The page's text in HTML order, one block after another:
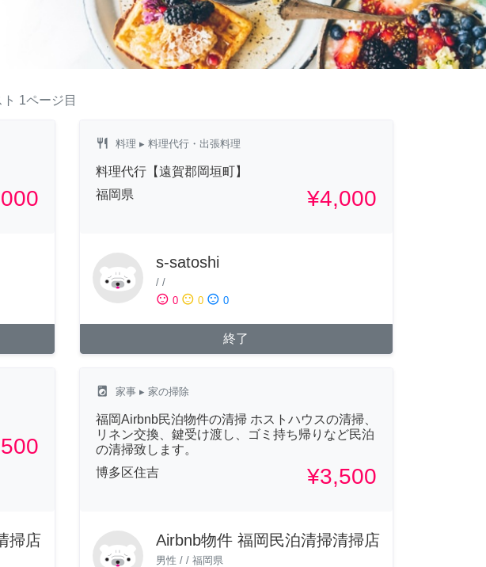
1ページ目
restaurant 料理 ▸ 料理代行・出張料理
料理代行【遠賀郡岡垣町】
福岡県
¥4,000
s-satoshi
/ /
sentiment_satisfied 0 sentiment_neutral 0 sentiment_dissatisfied 0
終了
掃店
local_laundry_service 家事▸ 家の掃除
福岡Airbnb民泊物件の清掃 ホストハウスの清掃、
リネン交換、鍵受け渡し、ゴミ持ち帰りなど民泊
の清掃致します。
博多区住吉
¥3,500
Airbnb物件 福岡民泊清掃清掃店
男性 / / 福岡県